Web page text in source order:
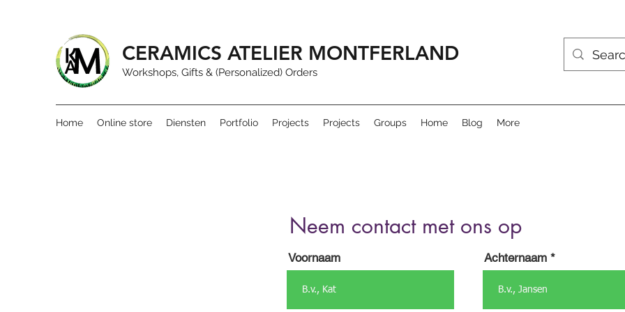
CERAMICS ATELIER MONTFERLAND
Workshops, Gifts & (Personalized) Orders
Home Online store Diensten Portfolio Projects Projects Groups Home Blog More
Neem contact met ons op
Voornaam Achternaam